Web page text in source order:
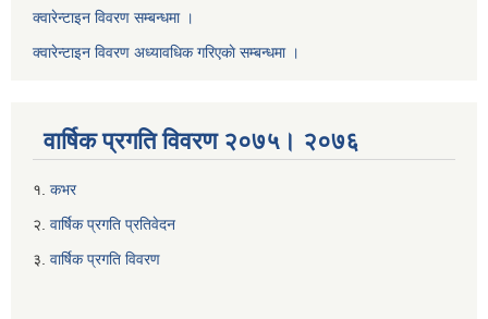
क्वारेन्टाइन विवरण सम्बन्धमा ।
क्वारेन्टाइन विवरण अध्यावधिक गरिएकाे सम्बन्धमा ।
वार्षिक प्रगति विवरण २०७५। २०७६
१. कभर
२. वार्षिक प्रगति प्रतिवेदन
३. वार्षिक प्रगति विवरण